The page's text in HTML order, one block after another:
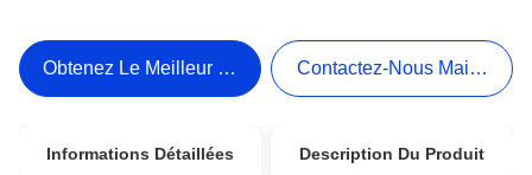
Obtenez Le Meilleur Prix Contactez-Nous Maintenant
Informations Détaillées Description Du Produit